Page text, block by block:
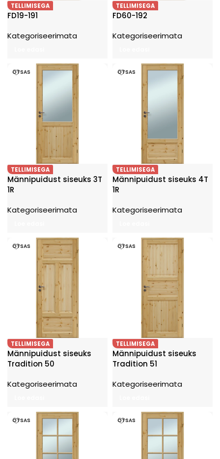
TELLIMISEGA
FD19-191
Kategoriseerimata
TELLIMISEGA
FD60-192
Kategoriseerimata
OTSAS
TELLIMISEGA
Männipuidust siseuks 3T
1R
Kategoriseerimata
OTSAS
TELLIMISEGA
Männipuidust siseuks 4T
1R
Kategoriseerimata
OTSAS
TELLIMISEGA
Männipuidust siseuks
Tradition 50
Kategoriseerimata
OTSAS
TELLIMISEGA
Männipuidust siseuks
Tradition 51
Kategoriseerimata
OTSAS OTSAS